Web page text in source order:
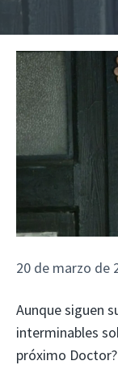
20 de marzo de
Aunque siguen
interminables
próximo